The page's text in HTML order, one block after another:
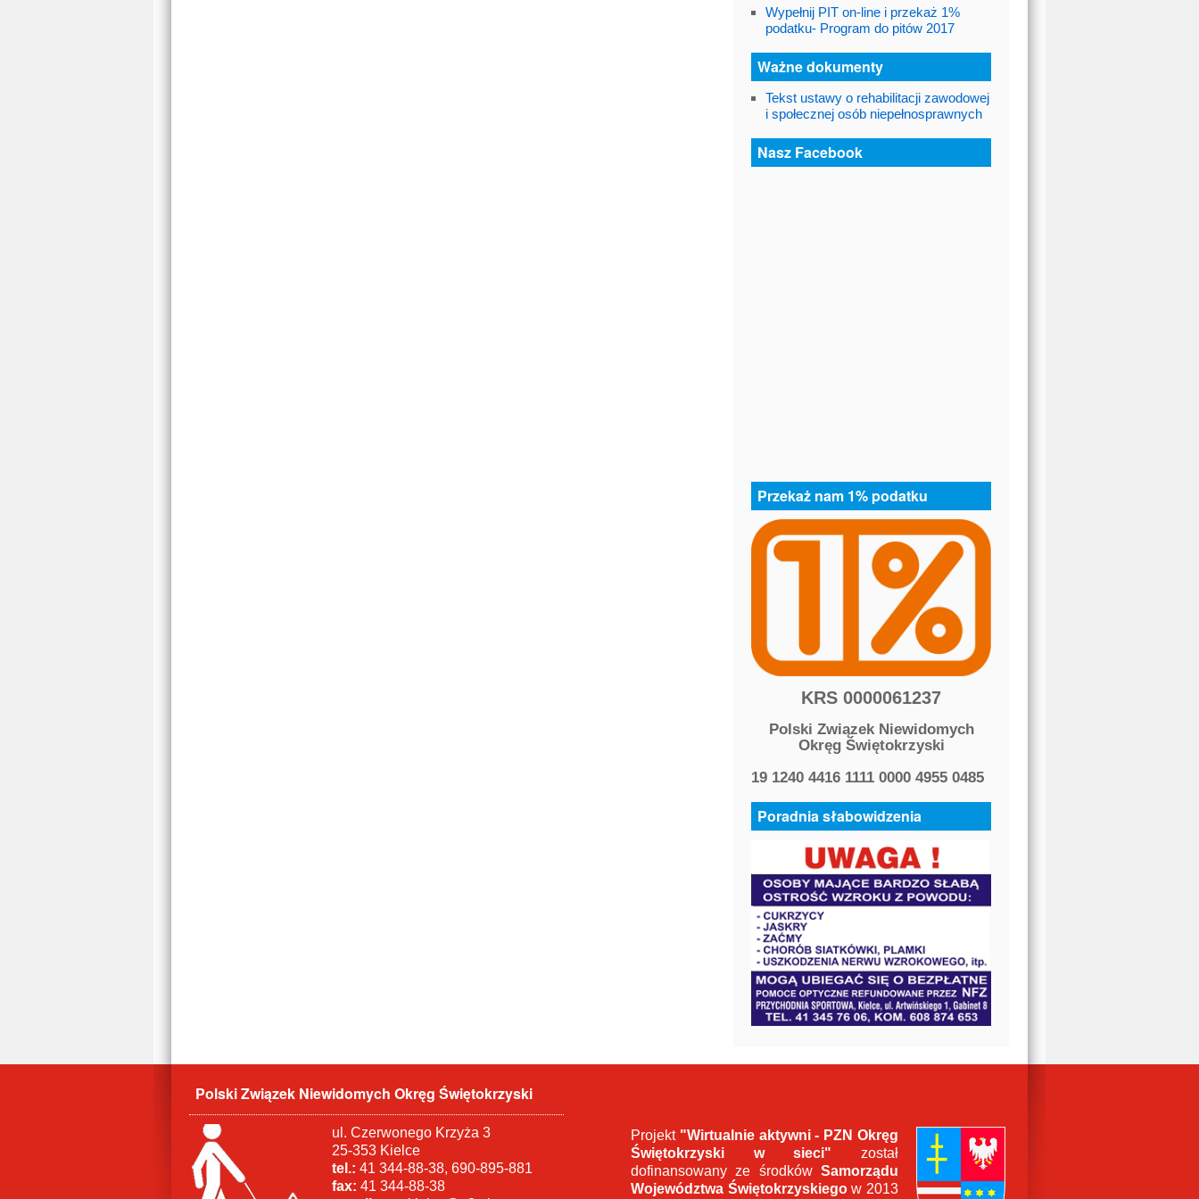
Wypełnij PIT on-line i przekaż 1%
podatku- Program do pitów 2017
Ważne dokumenty
Tekst ustawy o rehabilitacji zawodowej
i społecznej osób niepełnosprawnych
Nasz Facebook
Przekaż nam 1% podatku
KRS 0000061237
Polski Związek Niewidomych
Okręg Świętokrzyski
19 1240 4416 1111 0000 4955 0485
Poradnia słabowidzenia
Polski Związek Niewidomych Okręg Świętokrzyski
ul. Czerwonego Krzyża 3
25-353 Kielce
tel.: 41 344-88-38, 690-895-881
fax: 41 344-88-38
Projekt "Wirtualnie aktywni - PZN Okręg
Świętokrzyski w sieci" został
dofinansowany ze środków Samorządu
Województwa Świętokrzyskiegow 2013